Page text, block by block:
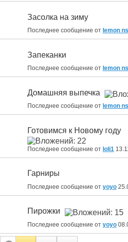
Засолка на зиму
Последнее сообщение от lemon
Запеканки
Последнее сообщение от lemon
Домашняя выпечка
Последнее сообщение от lemon
Готовимся к Новому году
Последнее сообщение от loli1
Гарниры
Последнее сообщение от yoyo
Пирожки
Последнее сообщение от yoyo